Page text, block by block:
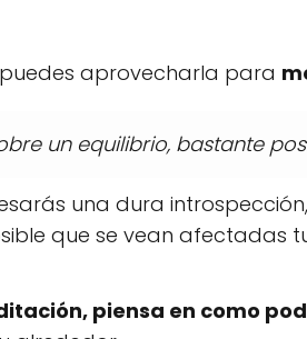
puedes aprovecharla para
un equilibrio, bastante
una dura introspección,
que se vean afectadas
piensa en como